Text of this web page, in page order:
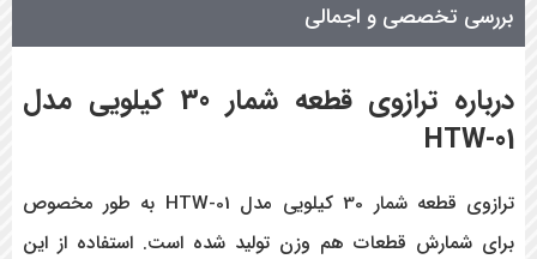
بررسی تخصصی و اجمالی
درباره ترازوی قطعه شمار 30 کیلویی مدل
HTW-01
ترازوی قطعه شمار 30 کیلویی مدل HTW-01 به طور مخصوص
برای شمارش قطعات هم وزن تولید شده است. استفاده از این